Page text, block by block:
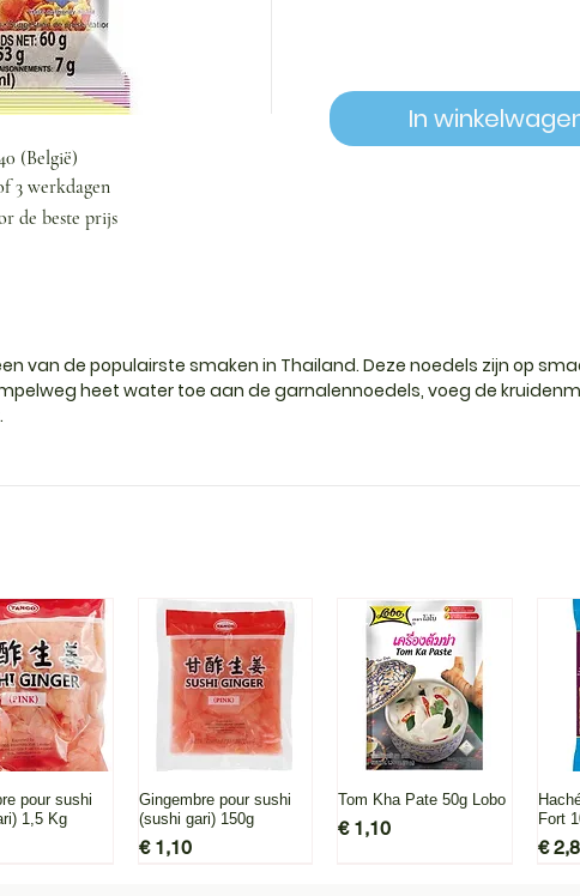
In
van de populairste smaken in Thailand. Deze noedels zijn op
heet water toe aan de garnalennoedels, voeg de
(België)
3 werkdagen
de beste prijs
overzicht
pour sushi
1,5 Kg
Snel overzicht
Gingembre pour sushi
(sushi gari) 150g
Prijs
€ 1,10
Snel overzicht
Tom Kha Pate 50g Lobo
Prijs
€ 1,10
Fort
Prijs
€